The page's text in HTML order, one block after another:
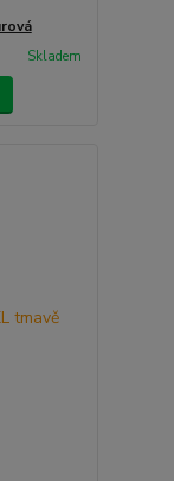
Skladem